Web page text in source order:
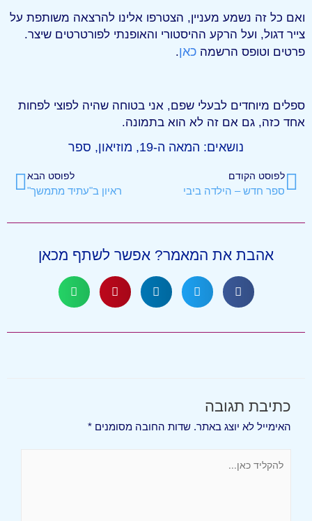
ואם כל זה נשמע מעניין, הצטרפו אלינו להרצאה משותפת על
צייר דגול, ועל הרקע ההיסטורי והאופנתי לפורטרטים שיצר.
פרטים וטופס הרשמה כאן.
ספלים מיוחדים לבעלי שפם, אני בטוחה שהיה לפוצי לפחות
אחד כזה, גם אם זה לא הוא בתמונה.
נושאים: המאה ה-19 , מוזיאון, ספר
לפוסט הקודם
ספר חדש – הילדה ביבי
לפוסט הבא
ראיון ב"עתיד מתמשך"
אהבת את המאמר? אפשר לשתף מכאן
כתיבת תגובה
האימייל לא יוצג באתר. שדות החובה מסומנים *